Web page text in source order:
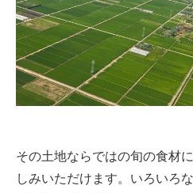
その土地ならではの旬の食材
しみいただけます。いろいろ